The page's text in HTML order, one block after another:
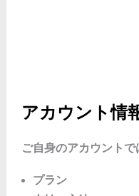
アカウント情
ご自身のアカウントで
プラン